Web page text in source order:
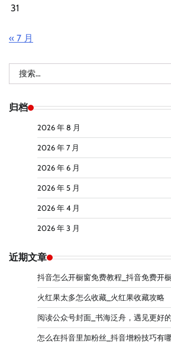
31
« 7 月
索：
归档
2026 年 8 月
2026 年 7 月
2026 年 6 月
2026 年 5 月
2026 年 4 月
2026 年 3 月
近期文章
抖音怎么开橱窗免费教程_抖音免费开
火红果太多怎么收藏_火红果收藏攻略
阅读公众号封面_书海泛舟，遇见更好
怎么在抖音里加粉丝_抖音增粉技巧有